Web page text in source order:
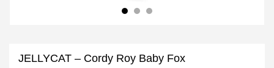
JELLYCAT – Cordy Roy Baby Fox